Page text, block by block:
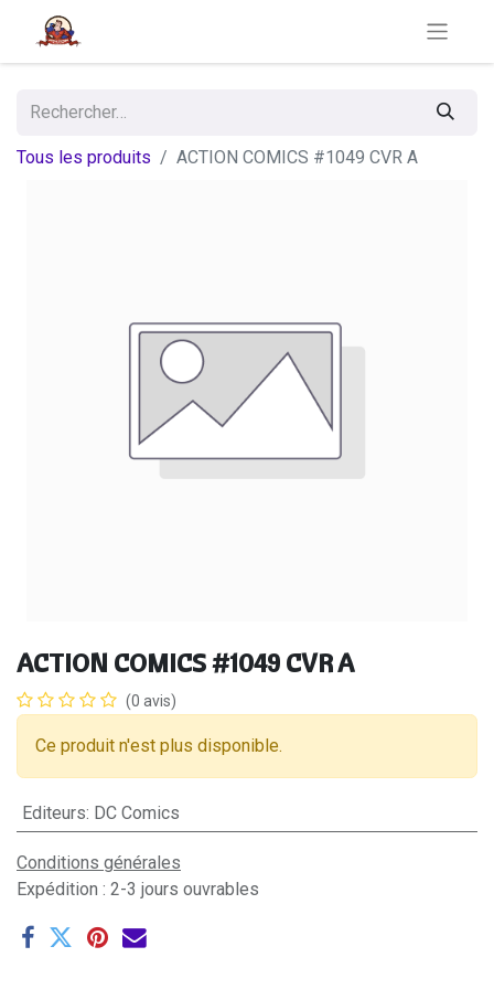
Tous les produits ACTION COMICS #1049 CVR A
ACTION COMICS #1049 CVR A
(0 avis)
Ce produit n'est plus disponible.
Editeurs: DC Comics
Conditions générales
Expédition : 2-3 jours ouvrables